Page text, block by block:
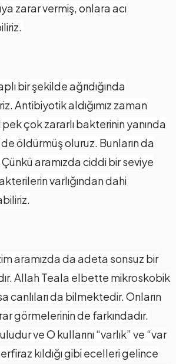
zarar vermiş, onlara acı
bir şekilde ağrıdığında
Antibiyotik aldığımız zaman
pek çok zararlı bakterinin yanında
öldürmüş oluruz. Bunların da
Çünkü aramızda ciddi bir seviye
varlığından dahi
aramızda da adeta sonsuz bir
Allah Teala elbette mikroskobik
canlıları da bilmektedir. Onların
görmelerinin de farkındadır.
ve O kullarını “varlık” ve “var
kıldığı gibi ecelleri gelince